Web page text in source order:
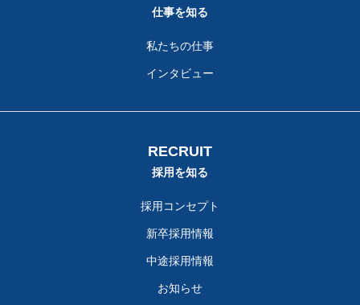
仕事を知る
私たちの仕事
インタビュー
RECRUIT
採用を知る
採用コンセプト
新卒採用情報
中途採用情報
お知らせ